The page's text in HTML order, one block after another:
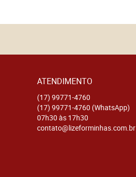
ATENDIMENTO
(17) 99771-4760
(17) 99771-4760 (WhatsApp)
07h30 às 17h30
contato@lizeforminhas.com.br